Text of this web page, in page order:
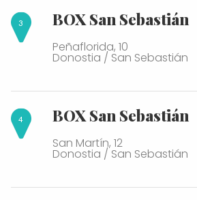
BOX San Sebastián
Peñaflorida, 10
Donostia / San Sebastián
BOX San Sebastián
San Martín, 12
Donostia / San Sebastián